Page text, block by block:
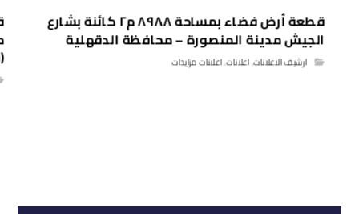
قطعة أرض فضاء بمساحة ٨٩٨٨ م٢ كائنة بشارع
الجيش مدينة المنصورة – محافظة الدقهلية
ارشيف الاعلانات,اعلانات,اعلانات مزايدات